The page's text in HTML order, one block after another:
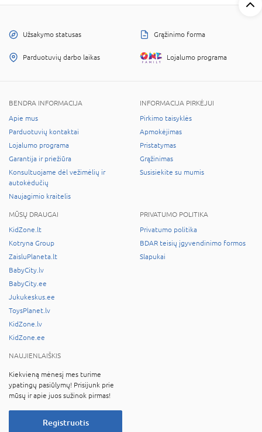
Užsakymo statusas Grąžinimo forma
Parduotuvių darbo laikas Lojalumo programa
BENDRA INFORMACIJA
Apie mus
Parduotuvių kontaktai
Lojalumo programa
Garantija ir priežiūra
Konsultuojame dėl vežimėlių ir
autokėdučių
Naujagimio kraitelis
INFORMACIJA PIRKĖJUI
Pirkimo taisyklės
Apmokėjimas
Pristatymas
Grąžinimas
Susisiekite su mumis
MŪSŲ DRAUGAI
KidZone.lt
Kotryna Group
ZaisluPlaneta.lt
BabyCity.lv
BabyCity.ee
Jukukeskus.ee
ToysPlanet.lv
KidZone.lv
KidZone.ee
PRIVATUMO POLITIKA
Privatumo politika
BDAR teisių įgyvendinimo formos
Slapukai
NAUJIENLAIŠKIS
Kiekvieną mėnesį mes turime
ypatingų pasiūlymų! Prisijunk prie
mūsų ir apie juos sužinok pirmas!
Registruotis